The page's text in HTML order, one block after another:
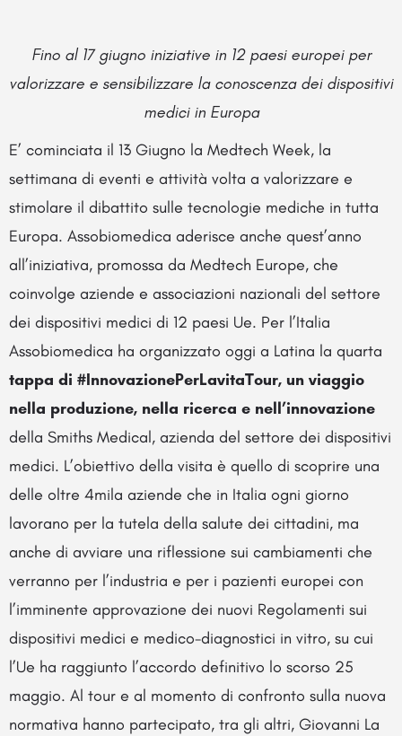
Fino al 17 giugno iniziative in 12 paesi europei per
valorizzare e sensibilizzare la conoscenza dei dispositivi
medici in Europa
E’ cominciata il 13 Giugno la Medtech Week, la
settimana di eventi e attività volta a valorizzare e
stimolare il dibattito sulle tecnologie mediche in tutta
Europa. Assobiomedica aderisce anche quest’anno
all’iniziativa, promossa da Medtech Europe, che
coinvolge aziende e associazioni nazionali del settore
dei dispositivi medici di 12 paesi Ue. Per l’Italia
Assobiomedica ha organizzato oggi a Latina la quarta
tappa di #InnovazionePerLavitaTour, un viaggio
nella produzione, nella ricerca e nell’innovazione
della Smiths Medical, azienda del settore dei dispositivi
medici. L’obiettivo della visita è quello di scoprire una
delle oltre 4mila aziende che in Italia ogni giorno
lavorano per la tutela della salute dei cittadini, ma
anche di avviare una riflessione sui cambiamenti che
verranno per l’industria e per i pazienti europei con
l’imminente approvazione dei nuovi Regolamenti sui
dispositivi medici e medico-diagnostici in vitro, su cui
l’Ue ha raggiunto l’accordo definitivo lo scorso 25
maggio. Al tour e al momento di confronto sulla nuova
normativa hanno partecipato, tra gli altri, Giovanni La